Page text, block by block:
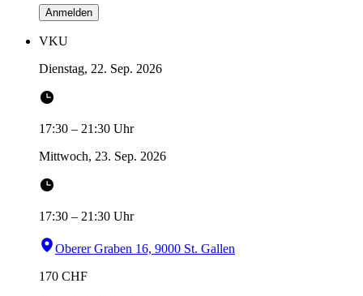
Anmelden
VKU
Dienstag, 22. Sep. 2026
17:30 – 21:30 Uhr
Mittwoch, 23. Sep. 2026
17:30 – 21:30 Uhr
Oberer Graben 16, 9000 St. Gallen
170 CHF